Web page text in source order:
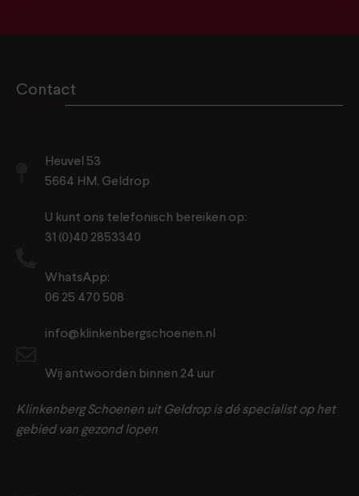
Contact
Heuvel 53
5664 HM, Geldrop
U kunt ons telefonisch bereiken op:
31 (0)40 2853340
WhatsApp:
06 25 470 508
info@klinkenbergschoenen.nl
Wij antwoorden binnen 24 uur
Klinkenberg Schoenen uit Geldrop is dé specialist op het
gebied van gezond lopen